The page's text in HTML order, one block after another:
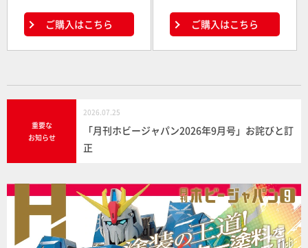
ご購入はこちら ご購入はこちら
重要な
お知らせ
2026.07.25
「月刊ホビージャパン2026年9月号」お詫びと訂
正